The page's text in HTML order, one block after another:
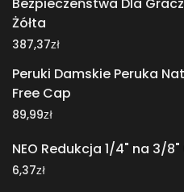
Żółta
387,37zł
Peruki Damskie Peruka
Free Cap
89,99zł
NEO Redukcja 1/4" na 3/
6,37zł